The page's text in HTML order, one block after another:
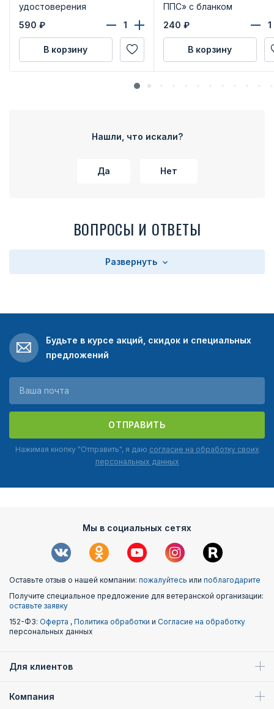
удостоверения
590 ₽
В корзину
ППС» с бланком
удостоверения
240 ₽
В корзину
Нашли, что искали?
Да Нет
ВОПРОСЫ И ОТВЕТЫ
Развернуть
Будьте в курсе акций, скидок и специальных
предложений
ОТПРАВИТЬ
Нажимая кнопку "Отправить", я даю согласие на обработку своих
персональных данных
Мы в социальных сетях
Оставьте отзыв о нашей компании: пожалуйтесь или поблагодарите
Получите специальное предложение для ветеранской организации:
оставьте заявку
152-ФЗ: Оферта , Политика обработки и Согласие на обработку
персональных данных
Для клиентов
Компания